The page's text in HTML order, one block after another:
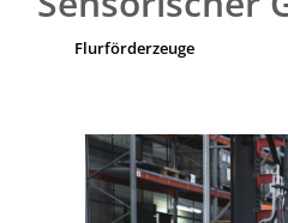
Flurförderzeuge